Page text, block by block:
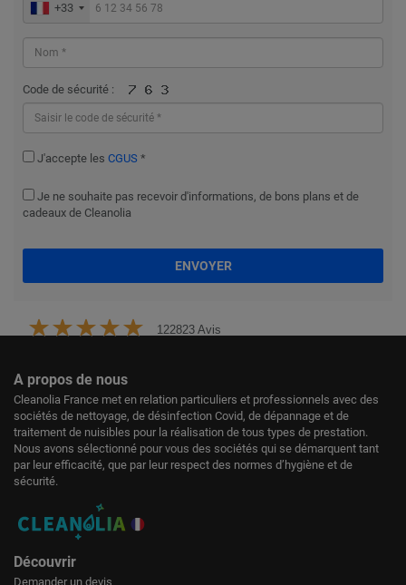
+33
Code de sécurité :
J'accepte les CGUS *
Je ne souhaite pas recevoir d'informations, de bons plans et de
cadeaux de Cleanolia
ENVOYER
122823 Avis
A propos de nous
Cleanolia France met en relation particuliers et professionnels avec des
sociétés de nettoyage, de désinfection Covid, de dépannage et de
traitement de nuisibles pour la réalisation de tous types de prestation.
Nous avons sélectionné pour vous des sociétés qui se démarquent tant
par leur efficacité, que par leur respect des normes d’hygiène et de
sécurité.
Découvrir
Demander un devis